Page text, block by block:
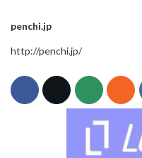
penchi.jp
http://penchi.jp/